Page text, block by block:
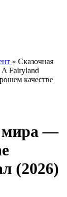
» Сказочная
A Fairyland
качестве
мира —
(2026)